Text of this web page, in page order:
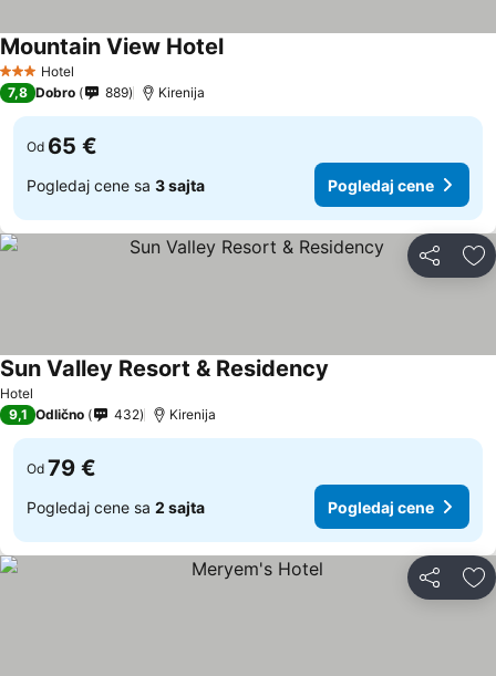
3 Zvezdice
Hotel
Mountain View HotelPogledaj cene
7,8 Dobro 889 Kirenija
Od 65 €
Pogledaj cene sa 3 sajta Pogledaj cene
Deli
Hotel
Sun Valley Resort & Residency
9,1 Odlično 432 Kirenija
Od 79 €
Pogledaj cene sa 2 sajta Pogledaj cene
Deli